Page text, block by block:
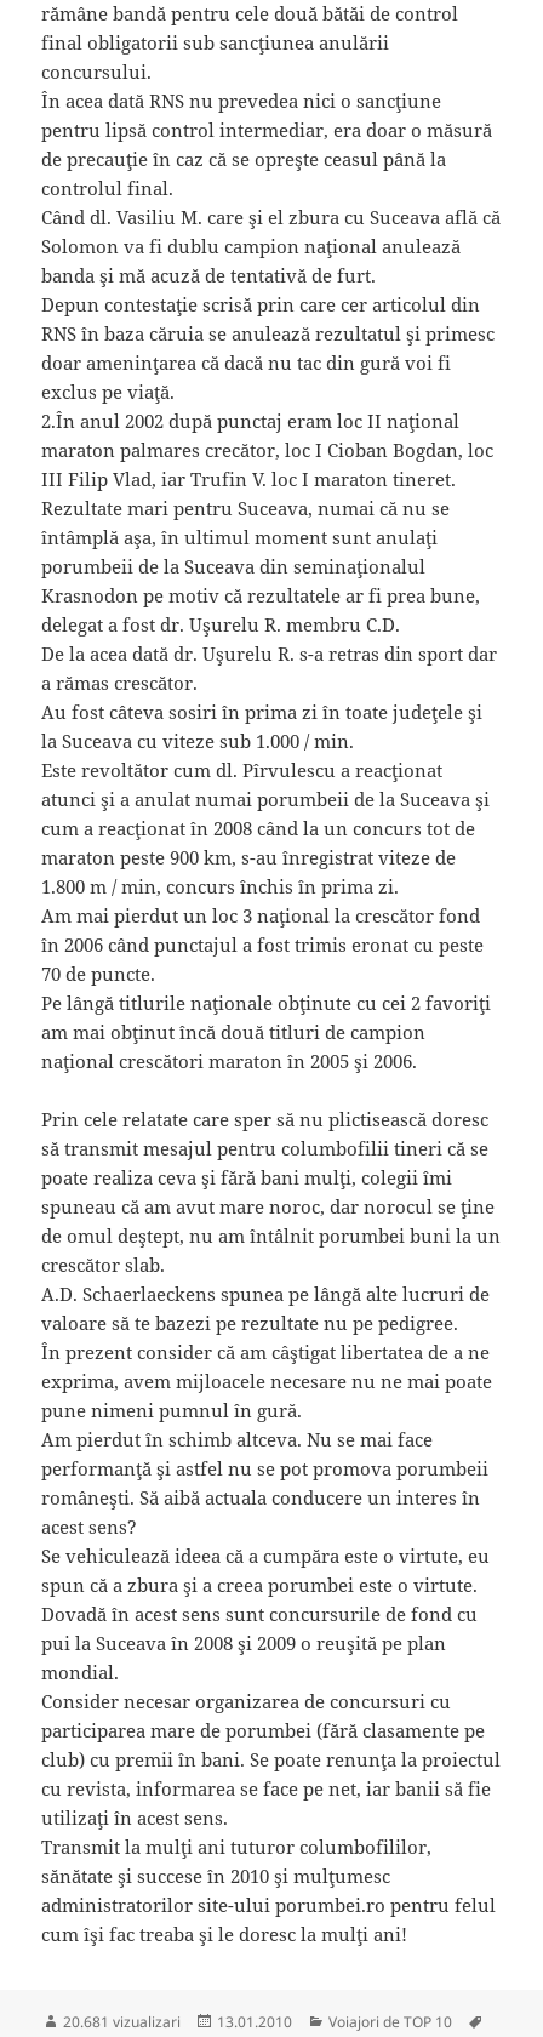
rămâne bandă pentru cele două bătăi de control
final obligatorii sub sancţiunea anulării
concursului.
În acea dată RNS nu prevedea nici o sancţiune
pentru lipsă control intermediar, era doar o măsură
de precauţie în caz că se opreşte ceasul până la
controlul final.
Când dl. Vasiliu M. care şi el zbura cu Suceava află că
Solomon va fi dublu campion naţional anulează
banda şi mă acuză de tentativă de furt.
Depun contestaţie scrisă prin care cer articolul din
RNS în baza căruia se anulează rezultatul şi primesc
doar ameninţarea că dacă nu tac din gură voi fi
exclus pe viaţă.
2.În anul 2002 după punctaj eram loc II naţional
maraton palmares crecător, loc I Cioban Bogdan, loc
III Filip Vlad, iar Trufin V. loc I maraton tineret.
Rezultate mari pentru Suceava, numai că nu se
întâmplă aşa, în ultimul moment sunt anulaţi
porumbeii de la Suceava din seminaţionalul
Krasnodon pe motiv că rezultatele ar fi prea bune,
delegat a fost dr. Uşurelu R. membru C.D.
De la acea dată dr. Uşurelu R. s-a retras din sport dar
a rămas crescător.
Au fost câteva sosiri în prima zi în toate judeţele şi
la Suceava cu viteze sub 1.000 / min.
Este revoltător cum dl. Pîrvulescu a reacţionat
atunci şi a anulat numai porumbeii de la Suceava şi
cum a reacţionat în 2008 când la un concurs tot de
maraton peste 900 km, s-au înregistrat viteze de
1.800 m / min, concurs închis în prima zi.
Am mai pierdut un loc 3 naţional la crescător fond
în 2006 când punctajul a fost trimis eronat cu peste
70 de puncte.
Pe lângă titlurile naţionale obţinute cu cei 2 favoriţi
am mai obţinut încă două titluri de campion
naţional crescători maraton în 2005 şi 2006.
Prin cele relatate care sper să nu plictisească doresc
să transmit mesajul pentru columbofilii tineri că se
poate realiza ceva şi fără bani mulţi, colegii îmi
spuneau că am avut mare noroc, dar norocul se ţine
de omul deştept, nu am întâlnit porumbei buni la un
crescător slab.
A.D. Schaerlaeckens spunea pe lângă alte lucruri de
valoare să te bazezi pe rezultate nu pe pedigree.
În prezent consider că am câştigat libertatea de a ne
exprima, avem mijloacele necesare nu ne mai poate
pune nimeni pumnul în gură.
Am pierdut în schimb altceva. Nu se mai face
performanţă şi astfel nu se pot promova porumbeii
româneşti. Să aibă actuala conducere un interes în
acest sens?
Se vehiculează ideea că a cumpăra este o virtute, eu
spun că a zbura şi a creea porumbei este o virtute.
Dovadă în acest sens sunt concursurile de fond cu
pui la Suceava în 2008 şi 2009 o reuşită pe plan
mondial.
Consider necesar organizarea de concursuri cu
participarea mare de porumbei (fără clasamente pe
club) cu premii în bani. Se poate renunţa la proiectul
cu revista, informarea se face pe net, iar banii să fie
utilizaţi în acest sens.
Transmit la mulţi ani tuturor columbofililor,
sănătate şi succese în 2010 şi mulţumesc
administratorilor site-ului porumbei.ro pentru felul
cum îşi fac treaba şi le doresc la mulţi ani!
20.681 vizualizari
Publicat
13.01.2010 Categorii
Voiajori de TOP 10